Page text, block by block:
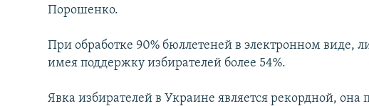
Порошенко.
При обработке 90% бюллетеней в электронном виде,
имея поддержку избирателей более 54%.
Явка избирателей в Украине является рекордной, она